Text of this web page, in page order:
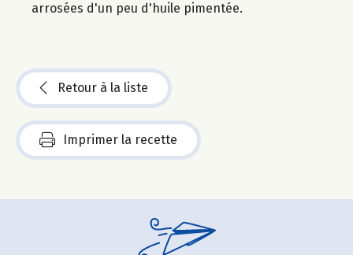
arrosées d'un peu d'huile pimentée.
Retour à la liste
Imprimer la recette